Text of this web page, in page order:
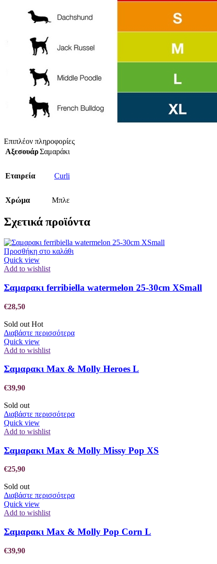
Επιπλέον πληροφορίες
ΑξεσουάρΣαμαράκι
Εταιρεία Curli
Χρώμα Μπλε
Σχετικά προϊόντα
Προσθήκη στο καλάθι
Quick view
Add to wishlist
Σαμαρακι ferribiella watermelon 25-30cm XSmall
€28,50
Sold out Hot
Διαβάστε περισσότερα
Quick view
Add to wishlist
Σαμαρακι Max & Molly Heroes L
€39,90
Sold out
Διαβάστε περισσότερα
Quick view
Add to wishlist
Σαμαρακι Max & Molly Missy Pop XS
€25,90
Sold out
Διαβάστε περισσότερα
Quick view
Add to wishlist
Σαμαρακι Max & Molly Pop Corn L
€39,90